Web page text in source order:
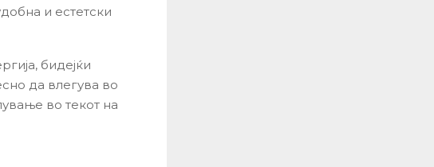
и естетски
бидејќи
да влегува во
во текот на